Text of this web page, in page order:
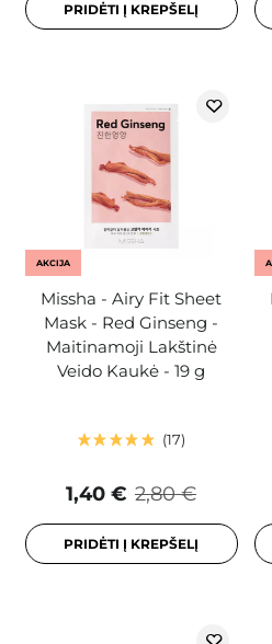
PRIDĖTI Į KREPŠELĮ
AKCIJA
Missha - Airy Fit Sheet
Mask - Red Ginseng -
Maitinamoji Lakštinė
Veido Kaukė - 19 g
17
2,80 €
1,40 €
PRIDĖTI Į KREPŠELĮ